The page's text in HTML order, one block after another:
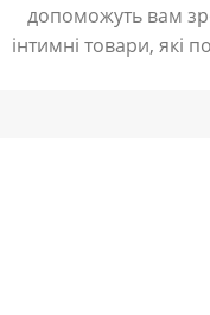
допоможуть вам
інтимні товари, які